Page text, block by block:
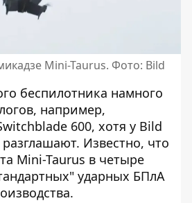
Mini-Taurus. Фото: Bild
беспилотника намного
например,
600, хотя у Bild
Известно, что
Mini-Taurus в четыре
ударных БПлА